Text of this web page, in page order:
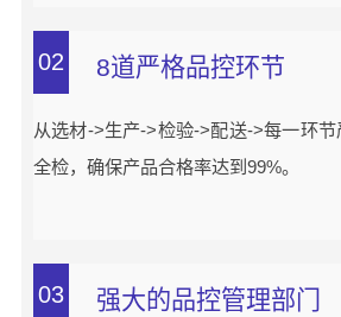
02 8道严格品控环节
从选材->生产->检验->配送->每一环
全检，确保产品合格率达到99%。
03 强大的品控管理部门